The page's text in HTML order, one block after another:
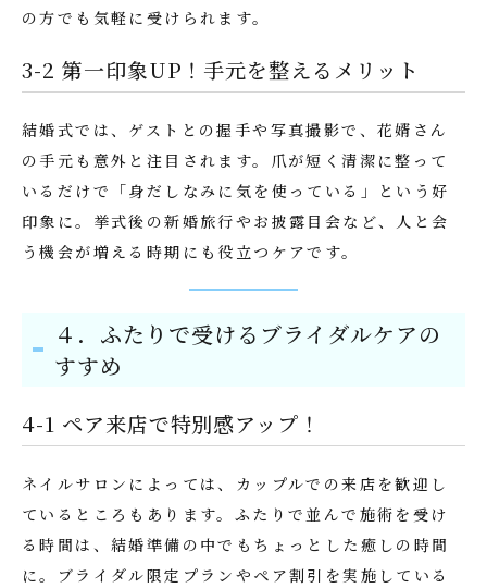
の方でも気軽に受けられます。
3-2 第一印象UP！手元を整えるメリット
結婚式では、ゲストとの握手や写真撮影で、花婿さん
の手元も意外と注目されます。爪が短く清潔に整って
いるだけで「身だしなみに気を使っている」という好
印象に。挙式後の新婚旅行やお披露目会など、人と会
う機会が増える時期にも役立つケアです。
４．ふたりで受けるブライダルケアの
すすめ
4-1 ペア来店で特別感アップ！
ネイルサロンによっては、カップルでの来店を歓迎し
ているところもあります。ふたりで並んで施術を受け
る時間は、結婚準備の中でもちょっとした癒しの時間
に。ブライダル限定プランやペア割引を実施している